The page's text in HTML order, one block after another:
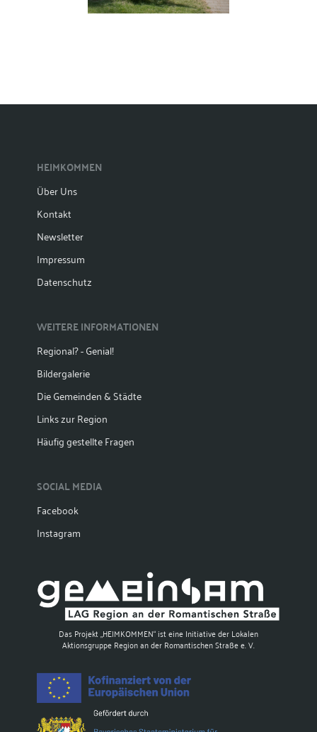
HEIMKOMMEN
Über Uns
Kontakt
Newsletter
Impressum
Datenschutz
WEITERE INFORMATIONEN
Regional? - Genial!
Bildergalerie
Die Gemeinden & Städte
Links zur Region
Häufig gestellte Fragen
SOCIAL MEDIA
Facebook
Instagram
Das Projekt „HEIMKOMMEN“ ist eine Initiative der Lokalen
Aktionsgruppe Region an der Romantischen Straße e. V.